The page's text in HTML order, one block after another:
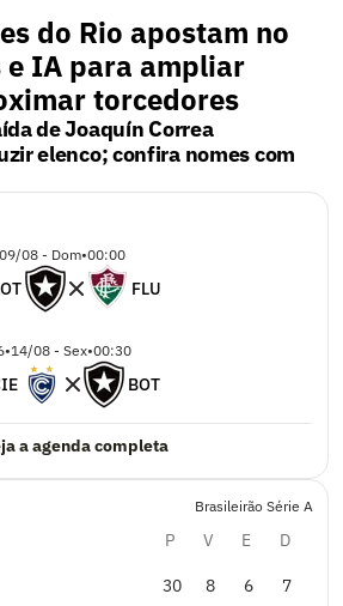
do Rio apostam no
e IA para ampliar
torcedores
de Joaquín Correa
elenco; confira nomes com
09/08 - Dom•00:00
FLU
•14/08 - Sex•00:30
BOT
a agenda completa
Brasileirão Série A
P V E D
30 8 6 7